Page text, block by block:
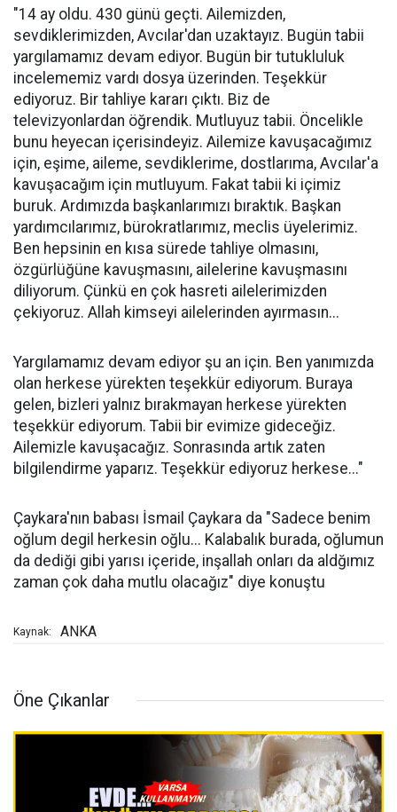
"14 ay oldu. 430 günü geçti. Ailemizden,
sevdiklerimizden, Avcılar'dan uzaktayız. Bugün tabii
yargılamamız devam ediyor. Bugün bir tutukluluk
incelememiz vardı dosya üzerinden. Teşekkür
ediyoruz. Bir tahliye kararı çıktı. Biz de
televizyonlardan öğrendik. Mutluyuz tabii. Öncelikle
bunu heyecan içerisindeyiz. Ailemize kavuşacağımız
için, eşime, aileme, sevdiklerime, dostlarıma, Avcılar'a
kavuşacağım için mutluyum. Fakat tabii ki içimiz
buruk. Ardımızda başkanlarımızı bıraktık. Başkan
yardımcılarımız, bürokratlarımız, meclis üyelerimiz.
Ben hepsinin en kısa sürede tahliye olmasını,
özgürlüğüne kavuşmasını, ailelerine kavuşmasını
diliyorum. Çünkü en çok hasreti ailelerimizden
çekiyoruz. Allah kimseyi ailelerinden ayırmasın...
Yargılamamız devam ediyor şu an için. Ben yanımızda
olan herkese yürekten teşekkür ediyorum. Buraya
gelen, bizleri yalnız bırakmayan herkese yürekten
teşekkür ediyorum. Tabii bir evimize gideceğiz.
Ailemizle kavuşacağız. Sonrasında artık zaten
bilgilendirme yaparız. Teşekkür ediyoruz herkese..."
Çaykara'nın babası İsmail Çaykara da "Sadece benim
oğlum degil herkesin oğlu... Kalabalık burada, oğlumun
da dediği gibi yarısı içeride, inşallah onları da aldğımız
zaman çok daha mutlu olacağız" diye konuştu
Kaynak: ANKA
Öne Çıkanlar